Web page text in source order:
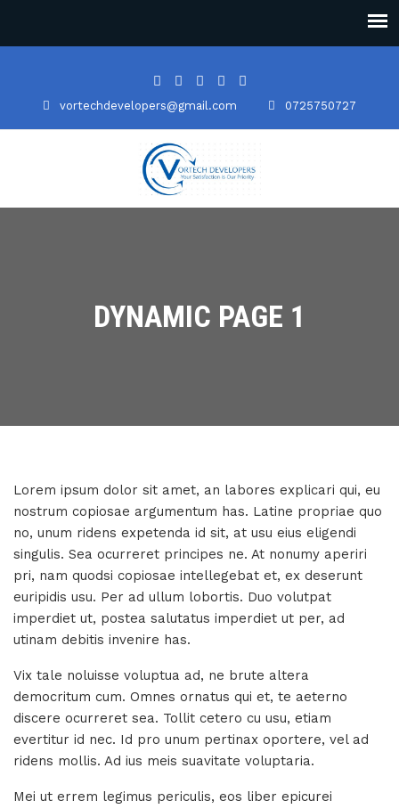
vortechdevelopers@gmail.com 0725750727
DYNAMIC PAGE 1
Lorem ipsum dolor sit amet, an labores explicari qui, eu
nostrum copiosae argumentum has. Latine propriae quo
no, unum ridens expetenda id sit, at usu eius eligendi
singulis. Sea ocurreret principes ne. At nonumy aperiri
pri, nam quodsi copiosae intellegebat et, ex deserunt
euripidis usu. Per ad ullum lobortis. Duo volutpat
imperdiet ut, postea salutatus imperdiet ut per, ad
utinam debitis invenire has.
Vix tale noluisse voluptua ad, ne brute altera
democritum cum. Omnes ornatus qui et, te aeterno
discere ocurreret sea. Tollit cetero cu usu, etiam
evertitur id nec. Id pro unum pertinax oportere, vel ad
ridens mollis. Ad ius meis suavitate voluptaria.
Mei ut errem legimus periculis, eos liber epicurei